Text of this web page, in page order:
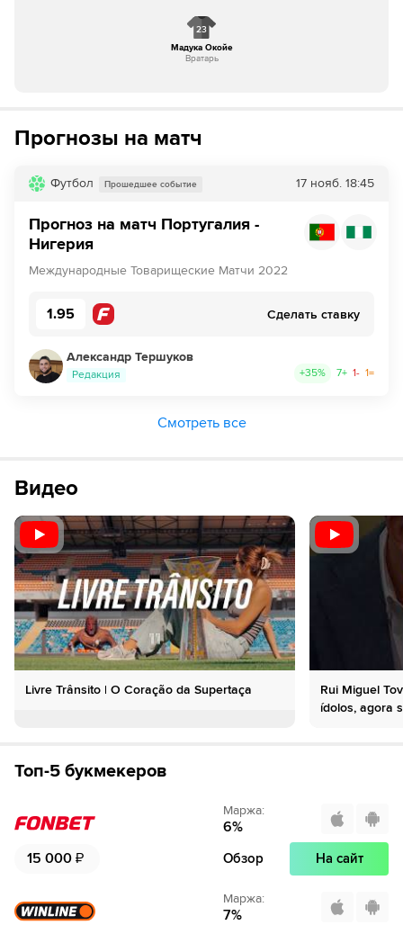
23
Мадука Окойe
Вратарь
Прогнозы на матч
Футбол Прошедшее событие 17 нояб. 18:45
Прогноз на матч Португалия -
Нигерия
Международные Товарищеские Матчи 2022
1.95 Сделать ставку
Александр Тершуков
Редакция +35% 7+ 1- 1=
Смотреть все
Видео
Livre Trânsito | O Coração da Supertaça
Rui Miguel
ídolos, agora
Топ-5 букмекеров
15 000 ₽
Маржа:
6%
Обзор На сайт
Маржа:
7%